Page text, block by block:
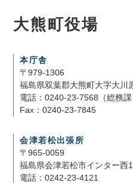
大熊町役場
本庁舎
〒979-1306
福島県双葉郡大熊町大字大川
電話：0240-23-7568（総務課
Fax：0240-23-7845
会津若松出張所
〒965-0059
福島県会津若松市インター西
電話：0242-23-4121